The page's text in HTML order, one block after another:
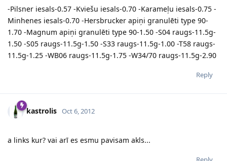
-Pilsner iesals-0.57 -Kviešu iesals-0.70 -Karameļu iesals-0.75 -
Minhenes iesals-0.70 -Hersbrucker apiņi granulēti type 90-
1.70 -Magnum apiņi granulēti type 90-1.50 -S04 raugs-11.5g-
1.50 -S05 raugs-11.5g-1.50 -S33 raugs-11.5g-1.00 -T58 raugs-
11.5g-1.25 -WB06 raugs-11.5g-1.75 -W34/70 raugs-11.5g-2.90
Reply
kastrolis Oct 6, 2012
a links kur? vai arī es esmu pavisam akls...